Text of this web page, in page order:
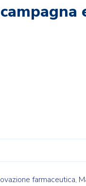
farmaceutica,